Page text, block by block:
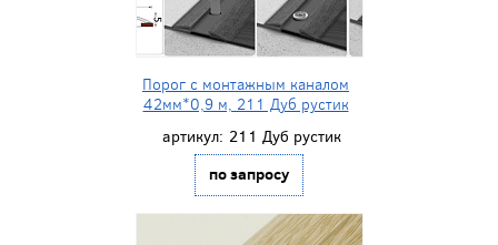
Порог с монтажным каналом
42мм*0,9 м, 211 Дуб рустик
артикул: 211 Дуб рустик
по запросу